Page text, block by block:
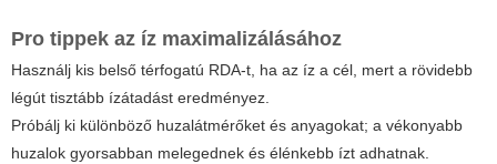
Pro tippek az íz maximalizálásához
Használj kis belső térfogatú RDA-t, ha az íz a cél, mert a rövidebb
légút tisztább ízátadást eredményez.
Próbálj ki különböző huzalátmérőket és anyagokat; a vékonyabb
huzalok gyorsabban melegednek és élénkebb ízt adhatnak.